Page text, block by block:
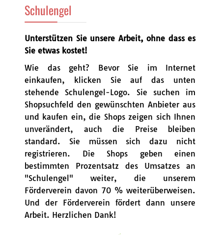
Schulengel
Unterstützen Sie unsere Arbeit, ohne dass es
Sie etwas kostet!
Wie das geht? Bevor Sie im Internet
einkaufen, klicken Sie auf das unten
stehende Schulengel-Logo. Sie suchen im
Shopsuchfeld den gewünschten Anbieter aus
und kaufen ein, die Shops zeigen sich Ihnen
unverändert, auch die Preise bleiben
standard. Sie müssen sich dazu nicht
registrieren. Die Shops geben einen
bestimmten Prozentsatz des Umsatzes an
"Schulengel" weiter, die unserem
Förderverein davon 70 % weiterüberweisen.
Und der Förderverein fördert dann unsere
Arbeit. Herzlichen Dank!